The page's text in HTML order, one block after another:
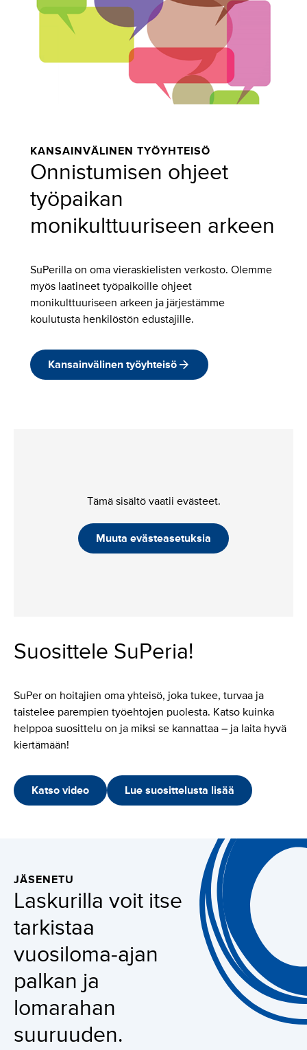
KANSAINVÄLINEN TYÖYHTEISÖ
Onnistumisen ohjeet
työpaikan
monikulttuuriseen arkeen
SuPerilla on oma vieraskielisten verkosto. Olemme
myös laatineet työpaikoille ohjeet
monikulttuuriseen arkeen ja järjestämme
koulutusta henkilöstön edustajille.
Kansainvälinen työyhteisö
Tämä sisältö vaatii evästeet.
Muuta evästeasetuksia
Suosittele SuPeria!
SuPer on hoitajien oma yhteisö, joka tukee, turvaa ja
taistelee parempien työehtojen puolesta. Katso kuinka
helppoa suosittelu on ja miksi se kannattaa – ja laita hyvä
kiertämään!
Katso video Lue suosittelusta lisää
JÄSENETU
Laskurilla voit itse
tarkistaa
vuosiloma-ajan
palkan ja
lomarahan
suuruuden.